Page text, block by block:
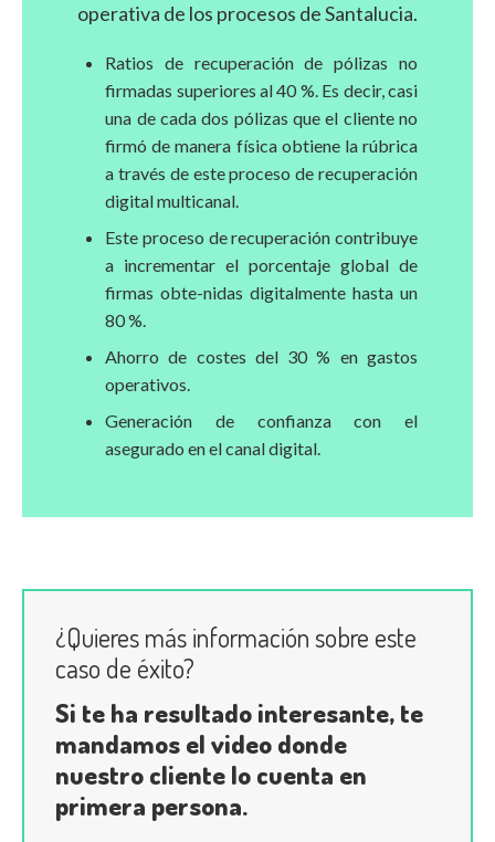
operativa de los procesos de Santalucia.
Ratios de recuperación de pólizas no
firmadas superiores al 40 %. Es decir, casi
una de cada dos pólizas que el cliente no
firmó de manera física obtiene la rúbrica
a través de este proceso de recuperación
digital multicanal.
Este proceso de recuperación contribuye
a incrementar el porcentaje global de
firmas obte-nidas digitalmente hasta un
80 %.
Ahorro de costes del 30 % en gastos
operativos.
Generación de confianza con el
asegurado en el canal digital.
¿Quieres más información sobre este
caso de éxito?
Si te ha resultado interesante, te
mandamos el video donde
nuestro cliente lo cuenta en
primera persona.